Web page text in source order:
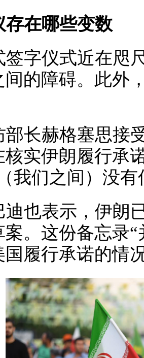
存在哪些变数
签字仪式近在咫
的障碍。此外
部长赫格塞思接
实伊朗履行承
我们之间）没
迪也表示，伊朗
。这份备忘录
国履行承诺的情